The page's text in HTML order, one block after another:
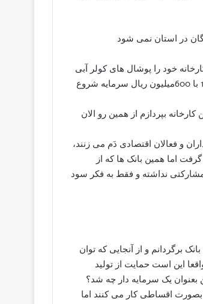
در استان نمی شود
خود را پوشال های کولر آبی
عنوان کرد و در گفت و گو با خبرنگار ما اظهار داشت: این واحد تولیدی از سال 1383 با 600میلیون ريال سرمایه شروع
بپردازم از همین رو الان
و فعالان اقتصادی دَم می زنند،
اما همین بانک ها که از
نداشته و فقط به فکر سود
تسهیلات گرفته ام که اکنون باید 3 برابر آن را به بانک برگردانم و از آنجایی که توان
این است حمایت از تولید
یک سرمایه دار چه شد؟
اقساطی کار می کنند اما